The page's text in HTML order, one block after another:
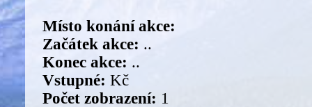
Místo konání akce:
Začátek akce: ..
Konec akce: ..
Vstupné: Kč
Počet zobrazení: 1